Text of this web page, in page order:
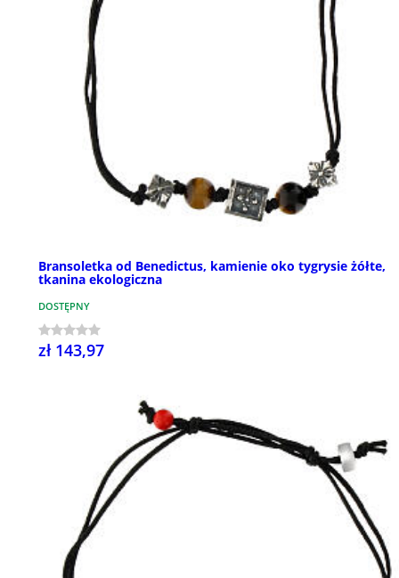
Bransoletka od Benedictus, kamienie oko tygrysie żółte,
tkanina ekologiczna
DOSTĘPNY
zł 143,97